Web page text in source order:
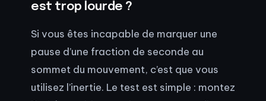
est trop lourde ?
Si vous êtes incapable de marquer une
pause d’une fraction de seconde au
sommet du mouvement, c’est que vous
utilisez l’inertie. Le test est simple : montez